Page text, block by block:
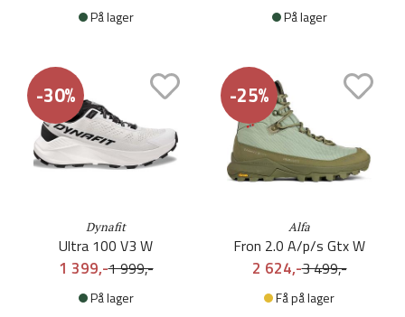
På lager På lager
-30%
Dynafit
Ultra 100 V3 W
1 999,-
1 399,-
På lager
-25%
Alfa
Fron 2.0 A/p/s Gtx W
3 499,-
2 624,-
Få på lager